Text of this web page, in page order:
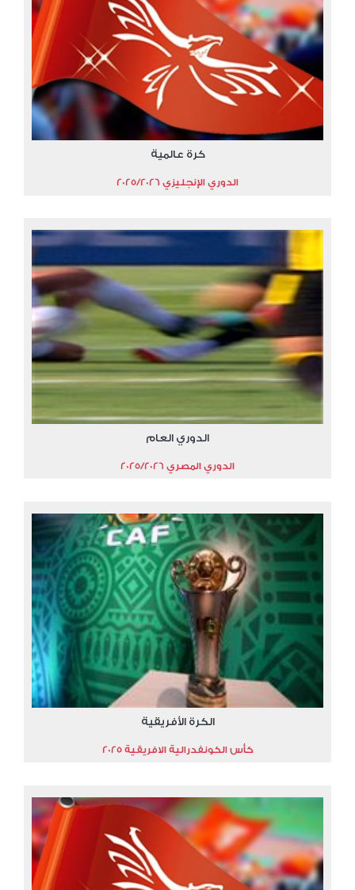
كرة عالمية
الدوري الإنجليزي 2025/2026
الدوري العام
الدوري المصري 2025/2026
الكرة الأفريقية
كأس الكونفدرالية الافريقية 2025